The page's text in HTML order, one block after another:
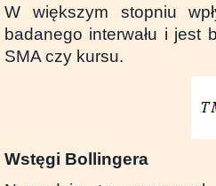
W większym stopniu
badanego interwału i jest
SMA czy kursu.
Wstęgi Bollingera